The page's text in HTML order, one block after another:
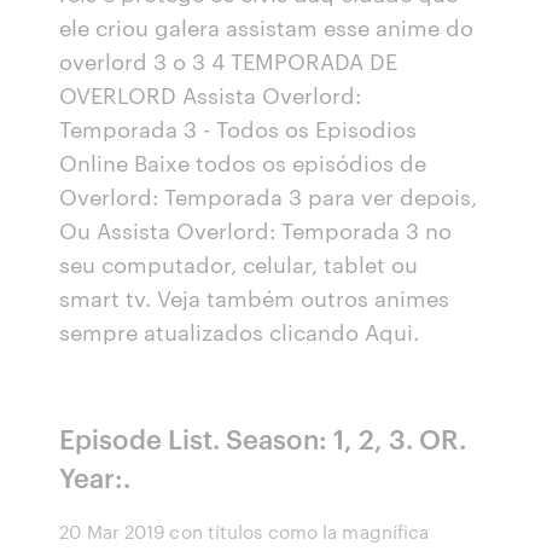
ele criou galera assistam esse anime do
overlord 3 o 3 4 TEMPORADA DE
OVERLORD Assista Overlord:
Temporada 3 - Todos os Episodios
Online Baixe todos os episódios de
Overlord: Temporada 3 para ver depois,
Ou Assista Overlord: Temporada 3 no
seu computador, celular, tablet ou
smart tv. Veja também outros animes
sempre atualizados clicando Aqui.
Episode List. Season: 1, 2, 3. OR.
Year:.
20 Mar 2019 con títulos como la magnífica